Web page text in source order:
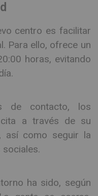
centro es facilitar
Para ello, ofrece un
horas, evitando
de contacto, los
cita a través de su
así como seguir la
ha sido, según